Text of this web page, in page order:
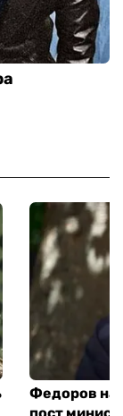
Федоров